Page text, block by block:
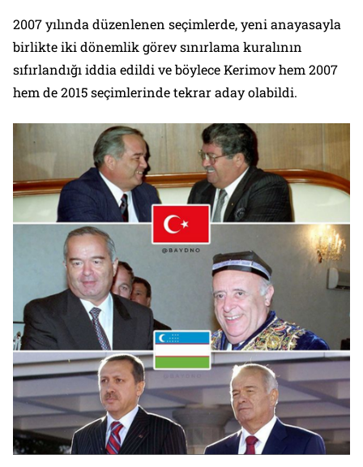
2007 yılında düzenlenen seçimlerde, yeni anayasayla
birlikte iki dönemlik görev sınırlama kuralının
sıfırlandığı iddia edildi ve böylece Kerimov hem 2007
hem de 2015 seçimlerinde tekrar aday olabildi.